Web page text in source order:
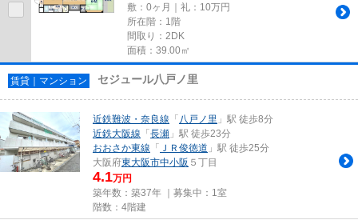
敷：0ヶ月｜礼：10万円
所在階：1階
間取り：2DK
面積：39.00㎡
賃貸｜マンション セジュール八戸ノ里
近鉄難波・奈良線 「 八戸ノ里 」駅 徒歩8分
近鉄大阪線 「長瀬 」駅 徒歩23分
おおさか東線 「 ＪＲ俊徳道 」駅 徒歩25分
大阪府東大阪市中小阪 ５丁目
4.1万円
築年数：築37年 ｜募集中： 1室
階数：4階建